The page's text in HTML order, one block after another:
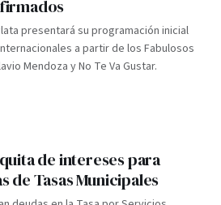
presentará su programación inicial
a partir de los Fabulosos
Mendoza y No Te Va Gustar.
de intereses para
de Tasas Municipales